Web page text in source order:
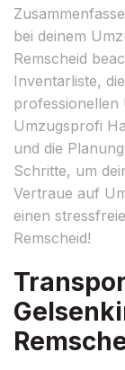
bei deinem
Remscheid
Inventarliste,
professionellen
Umzugsprofi
und die
Schritte, um
Vertraue auf
einen
Remscheid!